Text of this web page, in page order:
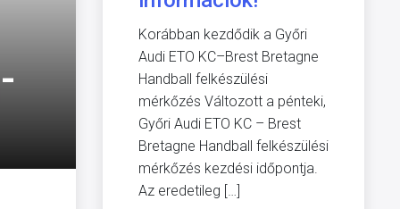
Korábban kezdődik a Győri
Audi ETO KC–Brest Bretagne
Handball felkészülési
mérkőzés Változott a pénteki,
Győri Audi ETO KC – Brest
Bretagne Handball felkészülési
mérkőzés kezdési időpontja.
Az eredetileg […]